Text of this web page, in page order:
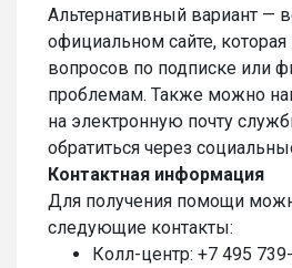
Альтернативный вариант —
официальном сайте, которая
вопросов по подписке или
проблемам. Также можно
на электронную почту
обратиться через
Контактная информация
Для получения помощи
следующие контакты:
Колл-центр: +7 495